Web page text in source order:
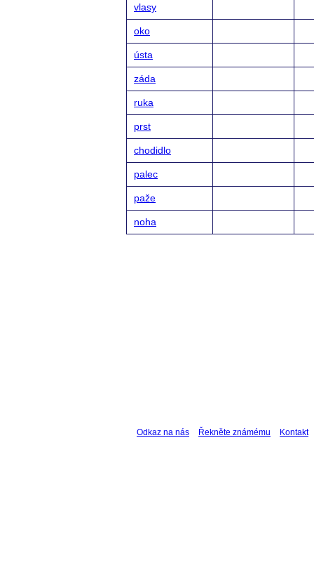
vlasy
oko
ústa
záda
ruka
prst
chodidlo
palec
paže
noha
Odkaz na nás Řekněte známému Kontakt